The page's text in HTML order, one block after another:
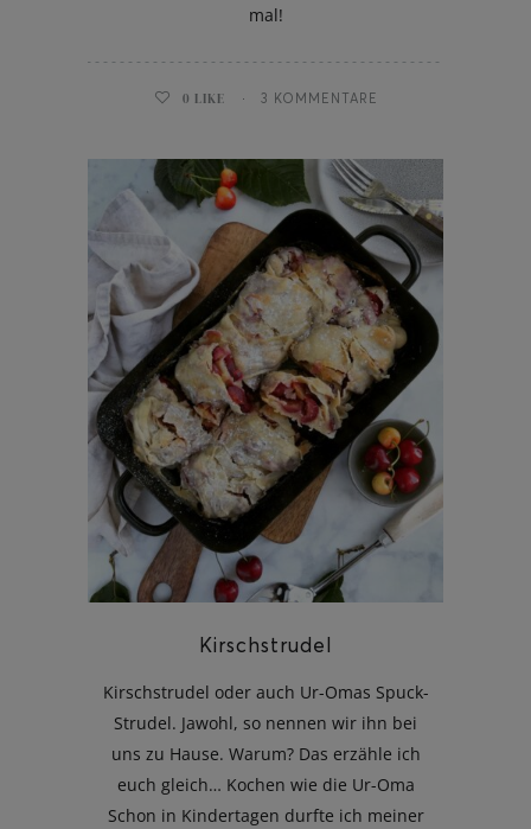
mal!
0 LIKE 3 KOMMENTARE
Kirschstrudel
Kirschstrudel oder auch Ur-Omas Spuck-
Strudel. Jawohl, so nennen wir ihn bei
uns zu Hause. Warum? Das erzähle ich
euch gleich… Kochen wie die Ur-Oma
Schon in Kindertagen durfte ich meiner